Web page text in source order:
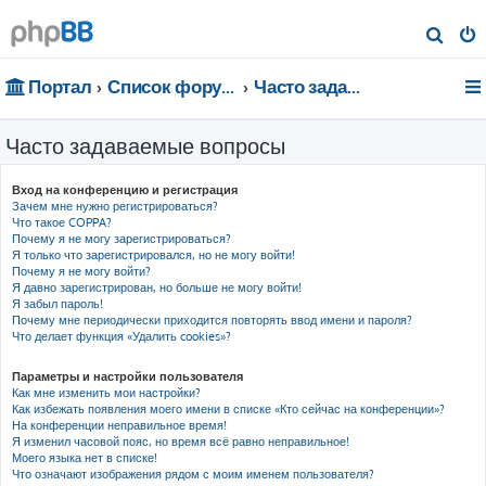
о
Портал Список форумов Часто задаваемые вопросы
Часто задаваемые вопросы
Вход на конференцию и регистрация
Зачем мне нужно регистрироваться?
Что такое COPPA?
Почему я не могу зарегистрироваться?
Я только что зарегистрировался, но не могу войти!
Почему я не могу войти?
Я давно зарегистрирован, но больше не могу войти!
Я забыл пароль!
Почему мне периодически приходится повторять ввод имени и пароля?
Что делает функция «Удалить cookies»?
Параметры и настройки пользователя
Как мне изменить мои настройки?
Как избежать появления моего имени в списке «Кто сейчас на конференции»?
На конференции неправильное время!
Я изменил часовой пояс, но время всё равно неправильное!
Моего языка нет в списке!
Что означают изображения рядом с моим именем пользователя?